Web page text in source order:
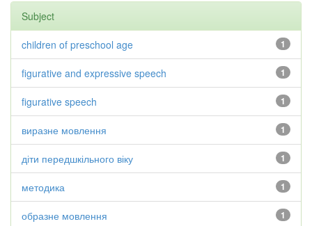
Subject
1
children of preschool age
1
figurative and expressive speech
1
figurative speech
1
виразне мовлення
1
діти передшкільного віку
1
методика
1
образне мовлення